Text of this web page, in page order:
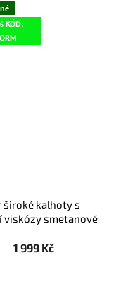
KÓD:
široké kalhoty s
viskózy smetanové
1 999 Kč